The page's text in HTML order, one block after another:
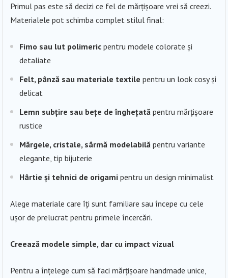
Primul pas este să decizi ce fel de mărțișoare vrei să creezi.
Materialele pot schimba complet stilul final:
Fimo sau lut polimeric pentru modele colorate și
detaliate
Felt, pânză sau materiale textile pentru un look cosy și
delicat
Lemn subțire sau bețe de înghețată pentru mărțișoare
rustice
Mărgele, cristale, sârmă modelabilă pentru variante
elegante, tip bijuterie
Hârtie și tehnici de origami pentru un design minimalist
Alege materiale care îți sunt familiare sau începe cu cele
ușor de prelucrat pentru primele încercări.
Creează modele simple, dar cu impact vizual
Pentru a înțelege cum să faci mărțișoare handmade unice,